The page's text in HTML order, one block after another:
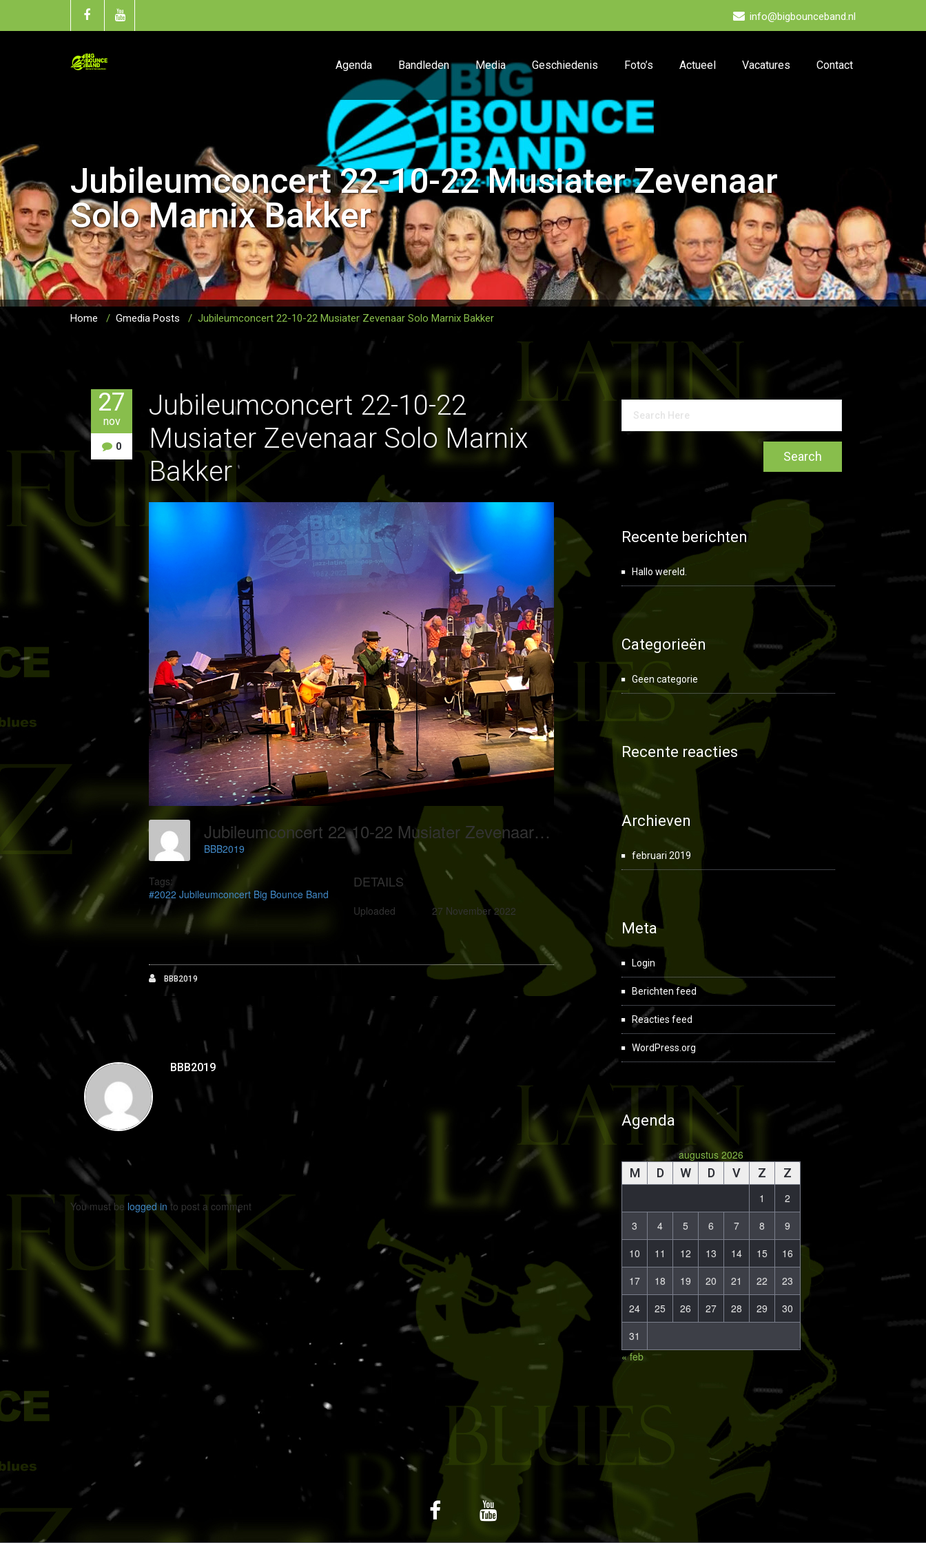
info@bigbounceband.nl
Agenda Bandleden Media Geschiedenis Foto’s Actueel Vacatures Contact
Jubileumconcert 22-10-22 Musiater Zevenaar
Solo Marnix Bakker
Home / Gmedia Posts / Jubileumconcert 22-10-22 Musiater Zevenaar Solo Marnix Bakker
27
nov
0
Jubileumconcert 22-10-22
Musiater Zevenaar Solo Marnix
Bakker
Jubileumconcert 22-10-22 Musiater Zevenaar Solo Marnix Bakker
BBB2019
Tags:
#2022 Jubileumconcert Big Bounce Band
DETAILS
Uploaded 27 November 2022
BBB2019
BBB2019
You must be logged in to post a comment
Recente berichten
Hallo wereld.
Categorieën
Geen categorie
Recente reacties
Archieven
februari 2019
Meta
Login
Berichten feed
Reacties feed
WordPress.org
Agenda
augustus 2026
M D W D V Z Z
1
2
3
4 5 6 7 8
9
10
11 12 13 14 15
16
17
18 19 20 21 22
23
24
25 26 27 28 29
30
31
« feb